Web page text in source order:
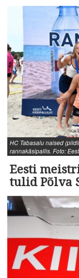
HC Tabasalu naised
rannakäsipallis. Foto:
Eesti
tulid Põlva